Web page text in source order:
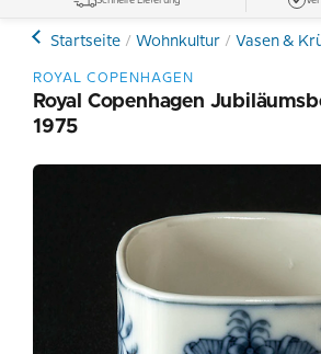
Startseite Wohnkultur Vasen &
ROYAL COPENHAGEN
Royal Copenhagen
1975